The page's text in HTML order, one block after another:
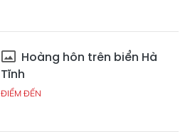
Hoàng hôn trên biển Hà
Tĩnh
ĐIỂM ĐẾN